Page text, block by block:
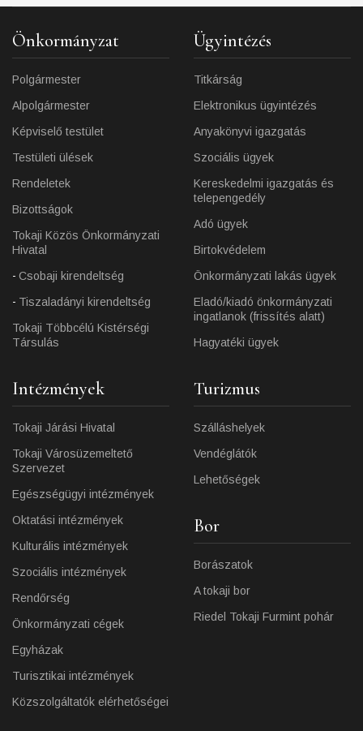
Önkormányzat
Polgármester
Alpolgármester
Képviselő testület
Testületi ülések
Rendeletek
Bizottságok
Tokaji Közös Önkormányzati
Hivatal
Csobaji kirendeltség
Tiszaladányi kirendeltség
Tokaji Többcélú Kistérségi
Társulás
Ügyintézés
Titkárság
Elektronikus ügyintézés
Anyakönyvi igazgatás
Szociális ügyek
Kereskedelmi igazgatás és
telepengedély
Adó ügyek
Birtokvédelem
Önkormányzati lakás ügyek
Eladó/kiadó önkormányzati
ingatlanok (frissítés alatt)
Hagyatéki ügyek
Intézmények
Tokaji Járási Hivatal
Tokaji Városüzemeltető
Szervezet
Egészségügyi intézmények
Oktatási intézmények
Kulturális intézmények
Szociális intézmények
Rendőrség
Önkormányzati cégek
Egyházak
Turisztikai intézmények
Közszolgáltatók elérhetőségei
Turizmus
Szálláshelyek
Vendéglátók
Lehetőségek
Bor
Borászatok
A tokaji bor
Riedel Tokaji Furmint pohár